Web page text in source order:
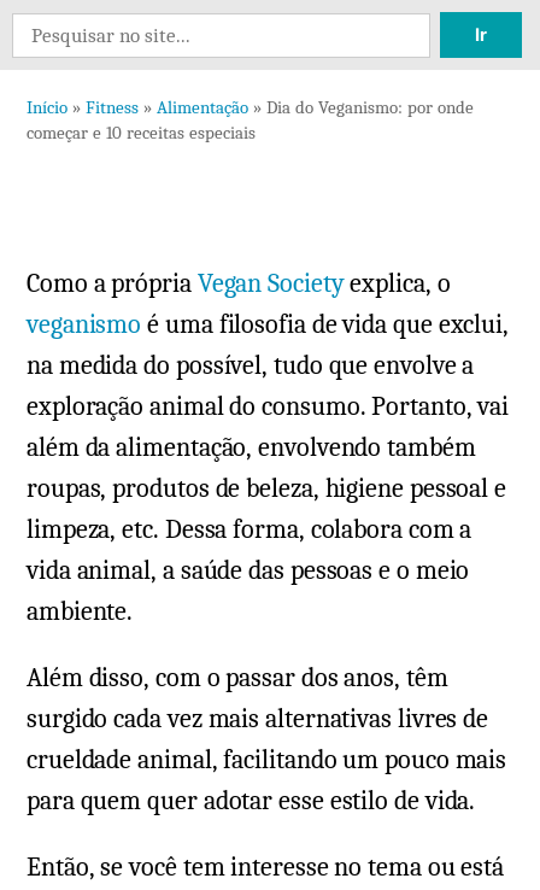
Search
for:
Início » Fitness » Alimentação » Dia do Veganismo: por onde
começar e 10 receitas especiais
Como a própriaVegan Societyexplica, o
veganismoé uma filosofia de vida que exclui,
na medida do possível, tudo que envolve a
exploração animal do consumo. Portanto, vai
além da alimentação, envolvendo também
roupas, produtos de beleza, higiene pessoal e
limpeza, etc. Dessa forma, colabora com a
vida animal, a saúde das pessoas e o meio
ambiente.
Além disso, com o passar dos anos, têm
surgido cada vez mais alternativas livres de
crueldade animal, facilitando um pouco mais
para quem quer adotar esse estilo de vida.
Então, se você tem interesse no tema ou está